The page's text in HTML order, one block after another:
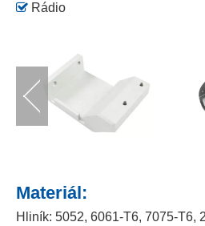
 Rádio
Materiál:
Hliník: 5052, 6061-T6, 7075-T6,